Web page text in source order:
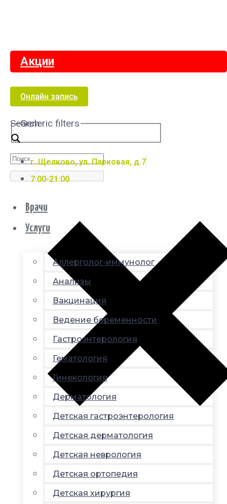
Акции
Онлайн запись
Search
Generic filters
г. Щелково, ул. Парковая, д.7
7:00-21:00
Врачи
Услуги
Аллерголог-иммунолог
Анализы
Вакцинация
Ведение беременности
Гастроэнтерология
Гематология
Гинекология
Дерматология
Детская гастроэнтерология
Детская дерматология
Детская неврология
Детская ортопедия
Детская хирургия